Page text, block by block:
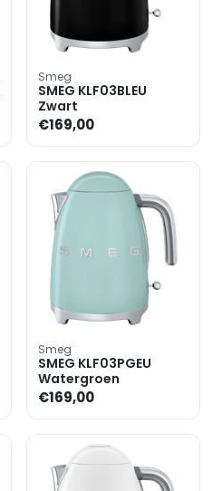
Smeg
SMEG KLF03BLEU
Zwart
€169,00
Smeg
SMEG KLF03PGEU
Watergroen
€169,00